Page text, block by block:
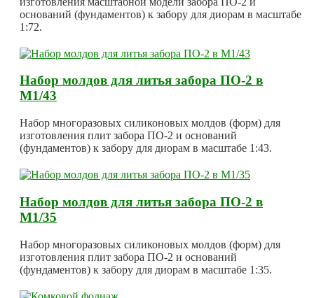
оснований (фундаментов) к забору для диорам в масштабе
1:72.
Набор молдов для литья забора ПО-2 в
М1/43
Набор многоразовых силиконовых молдов (форм) для
изготовления плит забора ПО-2 и оснований
(фундаментов) к забору для диорам в масштабе 1:43.
Набор молдов для литья забора ПО-2 в
М1/35
Набор многоразовых силиконовых молдов (форм) для
изготовления плит забора ПО-2 и оснований
(фундаментов) к забору для диорам в масштабе 1:35.